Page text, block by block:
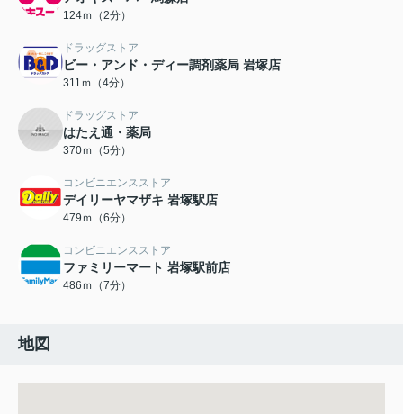
124ｍ（2分）
ドラッグストア
ビー・アンド・ディー調剤薬局 岩塚店
311ｍ（4分）
ドラッグストア
はたえ通・薬局
370ｍ（5分）
コンビニエンスストア
デイリーヤマザキ 岩塚駅店
479ｍ（6分）
コンビニエンスストア
ファミリーマート 岩塚駅前店
486ｍ（7分）
地図